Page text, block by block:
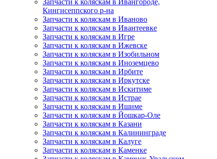
Запчасти к коляскам в Ивангороде,
Кингисеппского р-на
Запчасти к коляскам в Иваново
Запчасти к коляскам в Ивантеевке
Запчасти к коляскам в Игре
Запчасти к коляскам в Ижевске
Запчасти к коляскам в Изобильном
Запчасти к коляскам в Иноземцево
Запчасти к коляскам в Ирбите
Запчасти к коляскам в Иркутске
Запчасти к коляскам в Искитиме
Запчасти к коляскам в Истрае
Запчасти к коляскам в Ишиме
Запчасти к коляскам в Йошкар-Оле
Запчасти к коляскам в Казани
Запчасти к коляскам в Калининграде
Запчасти к коляскам в Калуге
Запчасти к коляскам в Каменке